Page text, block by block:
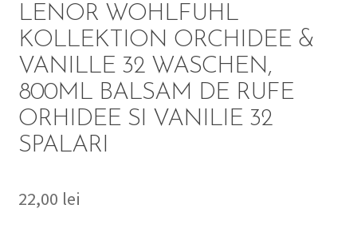
TROLERE
ARTICOLE VOIAJ
LENOR WOHLFUHL
KOLLEKTION ORCHIDEE &
VANILLE 32 WASCHEN,
800ML BALSAM DE RUFE
ORHIDEE SI VANILIE 32
SPALARI
22,00 lei